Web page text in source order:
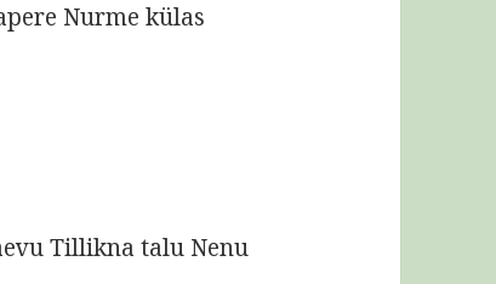
Nurme külas
Tillikna talu Nenu